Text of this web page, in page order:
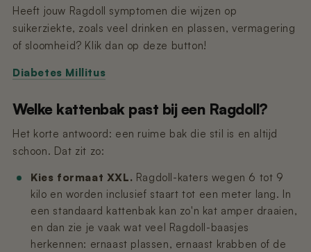
Heeft jouw Ragdoll symptomen die wijzen op
suikerziekte, zoals veel drinken en plassen, vermagering
of sloomheid? Klik dan op deze button!
Diabetes Millitus
Welke kattenbak past bij een Ragdoll?
Het korte antwoord: een ruime bak die stil is en altijd
schoon. Dat zit zo:
Kies formaat XXL. Ragdoll-katers wegen 6 tot 9
kilo en worden inclusief staart tot een meter lang. In
een standaard kattenbak kan zo'n kat amper draaien,
en dan zie je vaak wat veel Ragdoll-baasjes
herkennen: ernaast plassen, ernaast krabben of de